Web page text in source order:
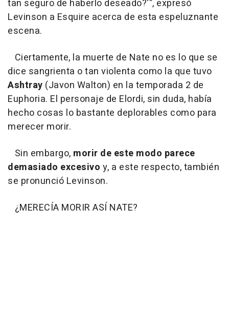
tan seguro de haberlo deseado?'", expresó
Levinson a Esquire acerca de esta espeluznante
escena.
Ciertamente, la muerte de Nate no es lo que se
dice sangrienta o tan violenta como la que tuvo
Ashtray (Javon Walton) en la temporada 2 de
Euphoria. El personaje de Elordi, sin duda, había
hecho cosas lo bastante deplorables como para
merecer morir.
Sin embargo, morir de este modo parece
demasiado excesivo y, a este respecto, también
se pronunció Levinson.
¿MERECÍA MORIR ASÍ NATE?